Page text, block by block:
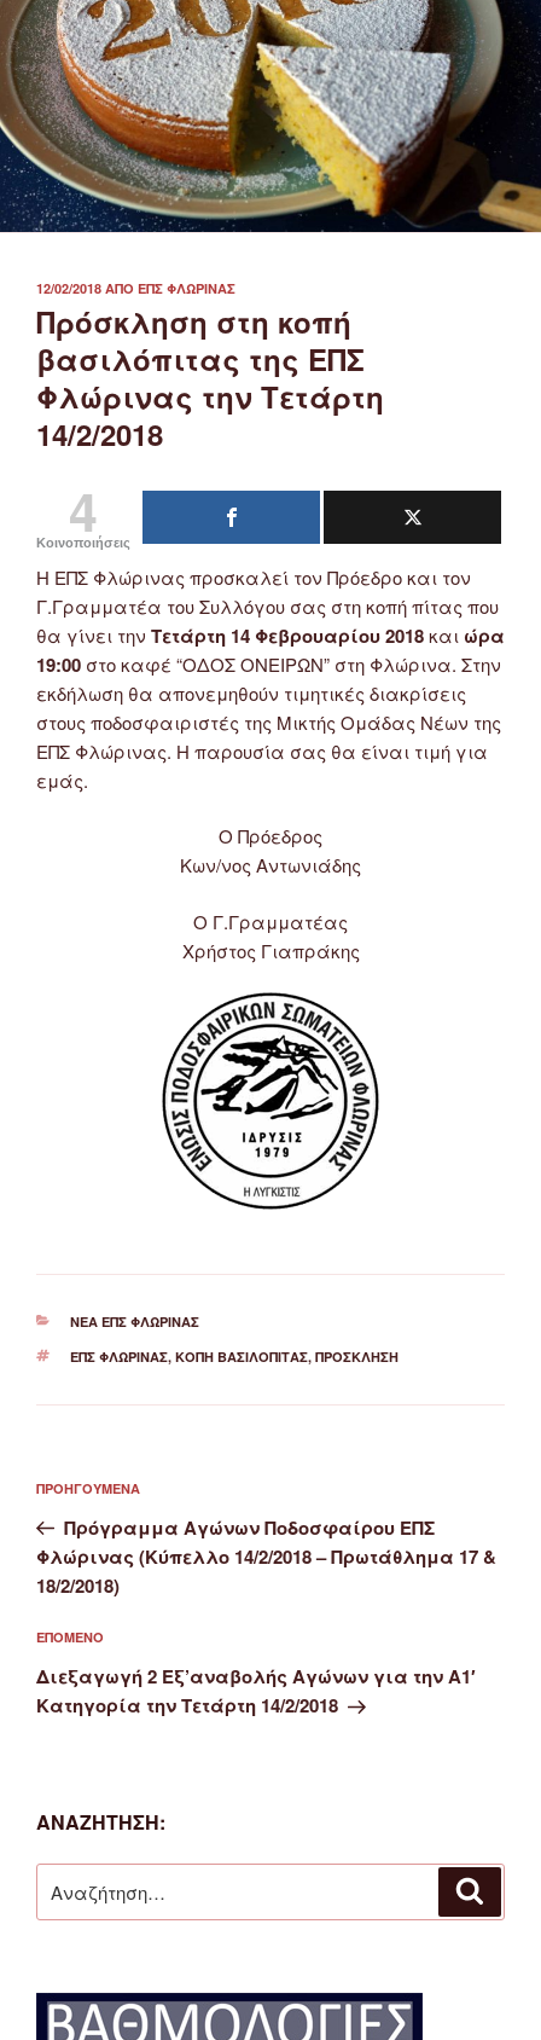
ΔΗΜΟΣΙΕΎΤΗΚΕ
ΣΤΙΣ
12/02/2018 ΑΠΌ ΕΠΣ ΦΛΏΡΙΝΑΣ
Πρόσκληση στη κοπή
βασιλόπιτας της ΕΠΣ
Φλώρινας την Τετάρτη
14/2/2018
4
Κοινοποιήσεις
Η ΕΠΣ Φλώρινας προσκαλεί τον Πρόεδρο και τον
Γ.Γραμματέα του Συλλόγου σας στη κοπή πίτας που
θα γίνει την Τετάρτη 14 Φεβρουαρίου 2018και ώρα
19:00 στο καφέ “ΟΔΟΣ ΟΝΕΙΡΩΝ” στη Φλώρινα. Στην
εκδήλωση θα απονεμηθούν τιμητικές διακρίσεις
στους ποδοσφαιριστές της Μικτής Ομάδας Νέων της
ΕΠΣ Φλώρινας. Η παρουσία σας θα είναι τιμή για
εμάς.
Ο Πρόεδρος
Κων/νος Αντωνιάδης
Ο Γ.Γραμματέας
Χρήστος Γιαπράκης
ΚΑΤΗΓΟΡΊΕΣ
ΝΈΑ ΕΠΣ ΦΛΏΡΙΝΑΣ
ΕΤΙΚΈΤΕΣ
ΕΠΣ ΦΛΏΡΙΝΑΣ, ΚΟΠΉ ΒΑΣΙΛΌΠΙΤΑΣ, ΠΡΌΣΚΛΗΣΗ
άρθρων
Προηγούμενο
άρθρο
ΠΡΟΗΓΟΎΜΕΝΑ
Πρόγραμμα Αγώνων Ποδοσφαίρου ΕΠΣ
Φλώρινας (Κύπελλο 14/2/2018 – Πρωτάθλημα 17 &
18/2/2018)
Επόμενο
άρθρο
ΕΠΌΜΕΝΟ
Διεξαγωγή 2 Εξ’αναβολής Αγώνων για την Α1′
Κατηγορία την Τετάρτη 14/2/2018
ΑΝΑΖΉΤΗΣΗ:
για: